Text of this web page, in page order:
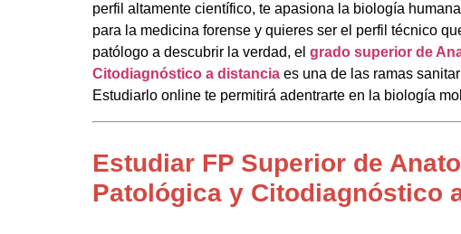
perfil altamente científico, te apasiona la biología
para la medicina forense y quieres ser el perfil técnico
patólogo a descubrir la verdad, el grado superior de
Citodiagnóstico a distancia es una de las ramas
Estudiarlo online te permitirá adentrarte en la biología
Estudiar FP Superior de
Patológica y Citodiagnóstico